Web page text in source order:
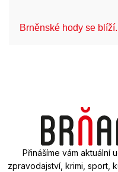
Brněnské hody se
Přinášíme vám aktuální
zpravodajství, krimi, sport,